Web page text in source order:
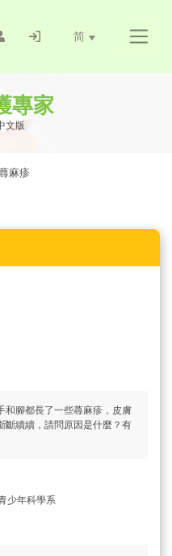
简
專家
文版
麻疹
和腳都長了一些蕁麻疹，皮膚
斷續續，請問原因是什麼？有
少年科學系